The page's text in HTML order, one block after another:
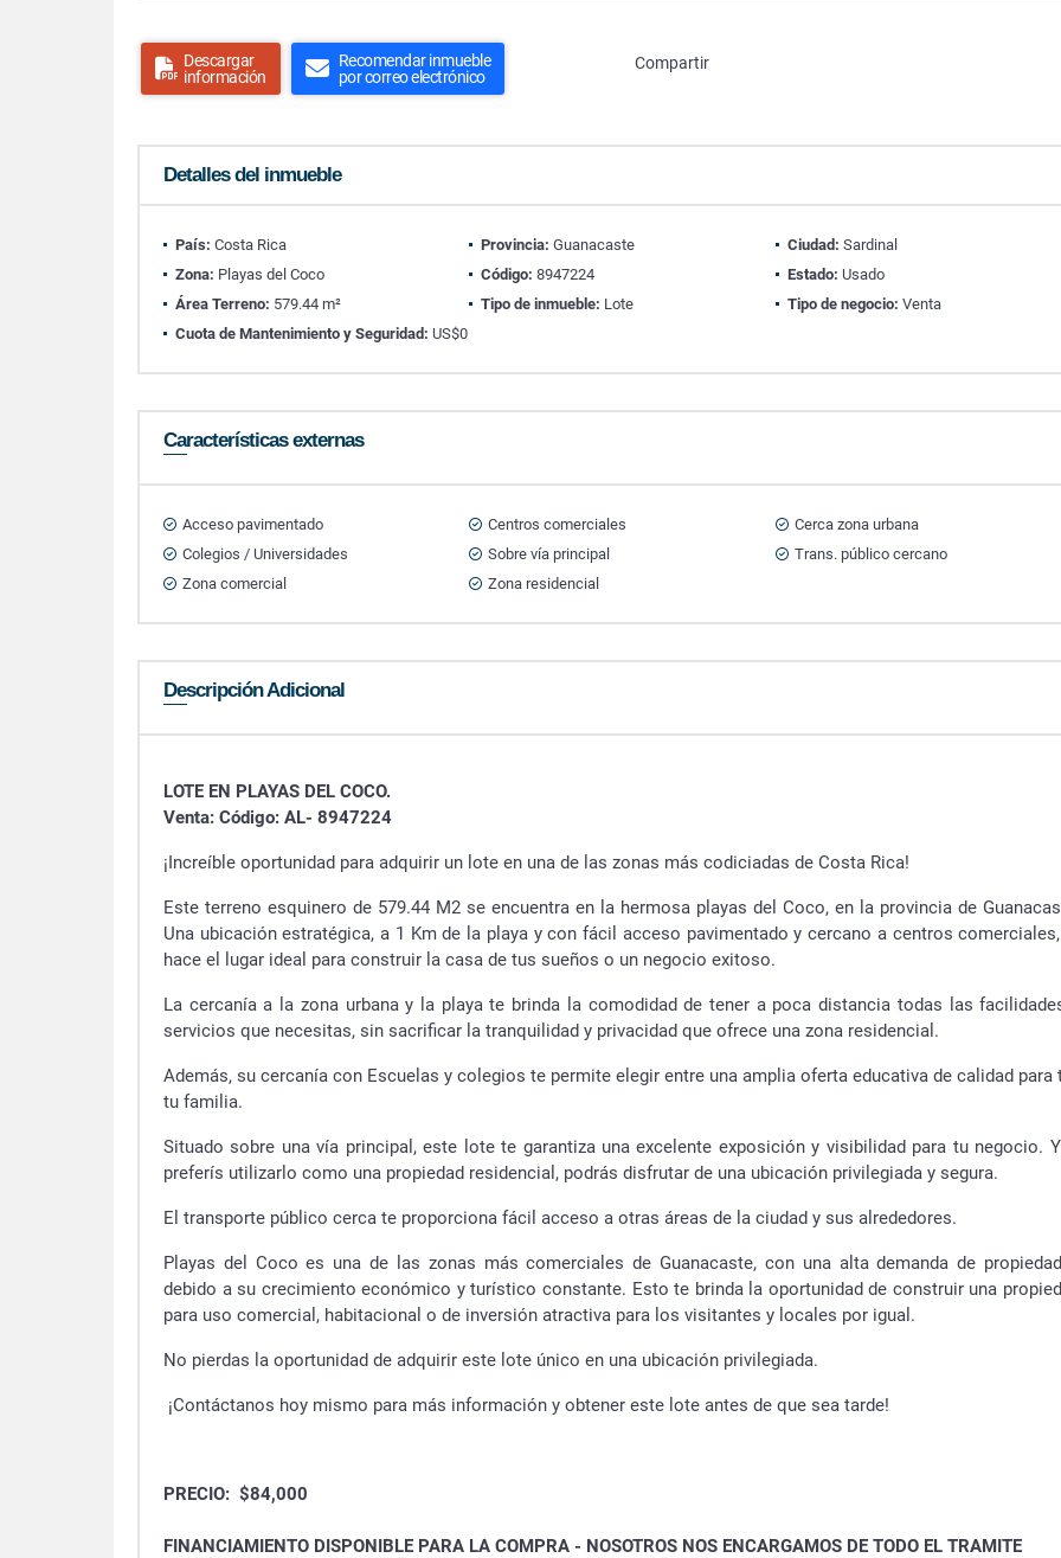
Descargar
información
Recomendar inmueble
por correo electrónico
Compartir
Detalles del inmueble
País: Costa Rica Provincia: Guanacaste Ciudad: Sardinal
Zona: Playas del Coco Código: 8947224 Estado: Usado
Área Terreno: 579.44 m² Tipo de inmueble: Lote Tipo de negocio: Venta
Cuota de Mantenimiento y Seguridad: US$0
Características externas
Acceso pavimentado Centros comerciales
Cerca zona urbana
Colegios / Universidades
Sobre vía principal
Trans. público cercano
Zona comercial
Zona residencial
Descripción Adicional
LOTE EN PLAYAS DEL COCO.
Venta: Código: AL- 8947224
¡Increíble oportunidad para adquirir un lote en una de las zonas más codiciadas de Costa Rica!
Este terreno esquinero de 579.44 M2 se encuentra en la hermosa playas del Coco, en la provincia de
Una ubicación estratégica, a 1 Km de la playa y con fácil acceso pavimentado y cercano a centros
hace el lugar ideal para construir la casa de tus sueños o un negocio exitoso.
La cercanía a la zona urbana y la playa te brinda la comodidad de tener a poca distancia todas las
servicios que necesitas, sin sacrificar la tranquilidad y privacidad que ofrece una zona residencial.
Además, su cercanía con Escuelas y colegios te permite elegir entre una amplia oferta educativa de calidad para
tu familia.
Situado sobre una vía principal, este lote te garantiza una excelente exposición y visibilidad para tu negocio.
preferís utilizarlo como una propiedad residencial, podrás disfrutar de una ubicación privilegiada y segura.
El transporte público cerca te proporciona fácil acceso a otras áreas de la ciudad y sus alrededores.
Playas del Coco es una de las zonas más comerciales de Guanacaste, con una alta demanda de
debido a su crecimiento económico y turístico constante. Esto te brinda la oportunidad de construir una
para uso comercial, habitacional o de inversión atractiva para los visitantes y locales por igual.
No pierdas la oportunidad de adquirir este lote único en una ubicación privilegiada.
¡Contáctanos hoy mismo para más información y obtener este lote antes de que sea tarde!
PRECIO: $84,000
FINANCIAMIENTO DISPONIBLE PARA LA COMPRA - NOSOTROS NOS ENCARGAMOS DE TODO EL TRAMITE